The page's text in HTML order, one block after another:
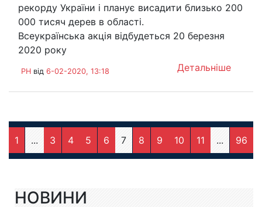
рекорду України і планує висадити близько 200
000 тисяч дерев в області.
Всеукраїнська акція відбудеться 20 березня
2020 року
Детальніше
PH від 6-02-2020, 13:18
1 ... 3 4 5 6 7 8 9 10 11 ... 96
НОВИНИ